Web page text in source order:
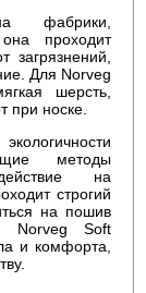
фабрики,
проходит
загрязнений,
Для Norveg
шерсть,
при носке.
методы
на
строгий
на пошив
Norveg Soft
и комфорта,